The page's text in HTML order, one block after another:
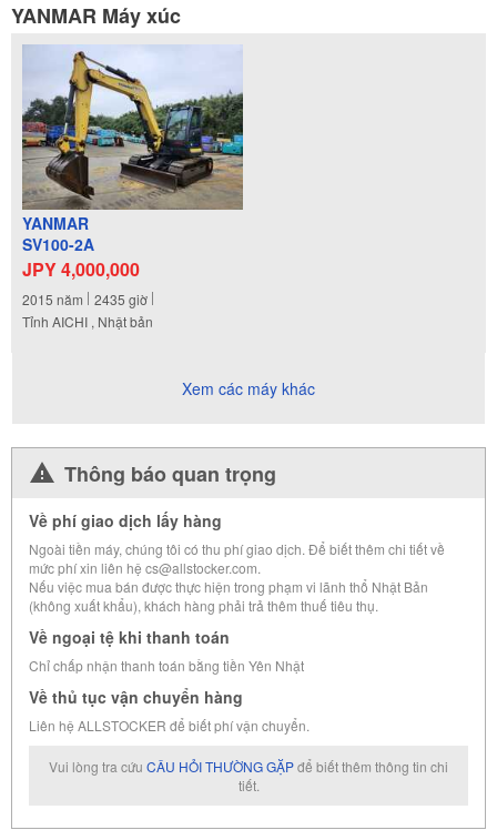
YANMAR Máy xúc
YANMAR
SV100-2A
JPY 4,000,000
2015 năm 2435 giờ
Tỉnh AICHI , Nhật bản
Xem các máy khác
Thông báo quan trọng
Về phí giao dịch lấy hàng
Ngoài tiền máy, chúng tôi có thu phí giao dịch. Để biết thêm chi tiết về
mức phí xin liên hệ cs@allstocker.com.
Nếu việc mua bán được thực hiện trong phạm vi lãnh thổ Nhật Bản
(không xuất khẩu), khách hàng phải trả thêm thuế tiêu thụ.
Về ngoại tệ khi thanh toán
Chỉ chấp nhận thanh toán bằng tiền Yên Nhật
Về thủ tục vận chuyển hàng
Liên hệ ALLSTOCKER để biết phí vận chuyển.
Vui lòng tra cứu CÂU HỎI THƯỜNG GẶPđể biết thêm thông tin chi
tiết.